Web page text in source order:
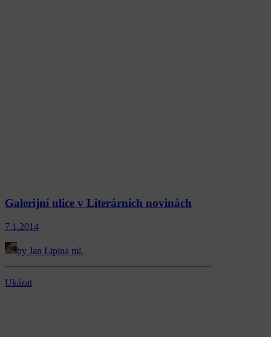
Galerijní ulice v Literárních novinách
7.1.2014
by Jan Lipina ml.
Ukázat